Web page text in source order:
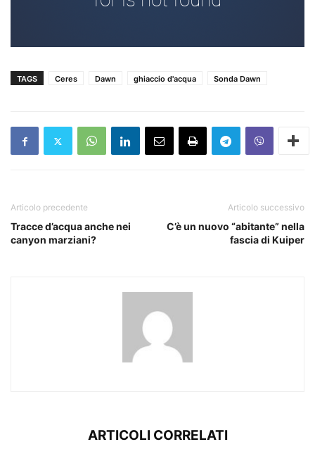
TAGS Ceres Dawn ghiaccio d'acqua Sonda Dawn
Articolo precedente
Tracce d’acqua anche nei
canyon marziani?
Articolo successivo
C’è un nuovo “abitante” nella
fascia di Kuiper
ARTICOLI CORRELATI